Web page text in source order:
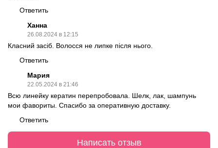
Ответить
Ханна
26.08.2024 в 12:15
Класний засіб. Волосся не липке після нього.
Ответить
Мария
22.05.2024 в 21:46
Всю линейку кератин перепробовала. Шелк, лак, шампунь
мои фавориты. Спасибо за оперативную доставку.
Ответить
Написать отзыв